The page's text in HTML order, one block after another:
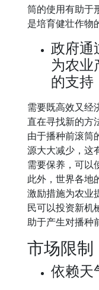
筒的使用有助于
是培育健壮作物
政府通
为农业
的支持
需要既高效又经
直在寻找新的方
由于播种前滚筒
源大大减少，这
需要保养，可以
此外，世界各地
激励措施为农业
民可以投资新机
助于产生对播种
市场限制
依赖天